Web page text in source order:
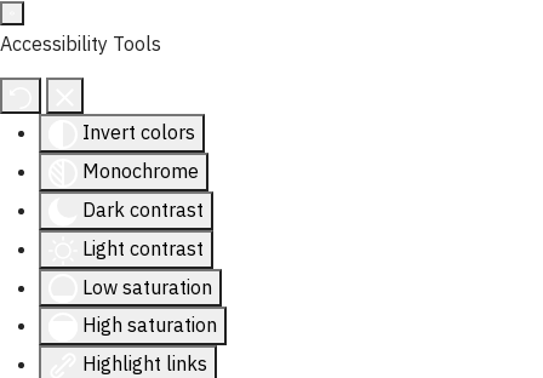
Accessibility Tools
Invert colors
Monochrome
Dark contrast
Light contrast
Low saturation
High saturation
Highlight links